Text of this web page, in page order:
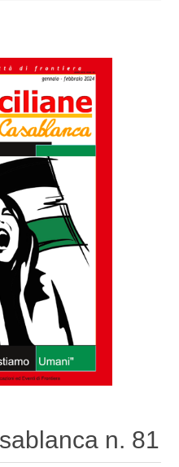
n. 81